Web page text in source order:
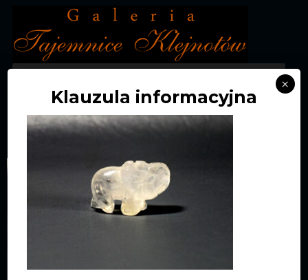
SŁONIK Z KRYSZTAŁU
Klauzula informacyjna
×